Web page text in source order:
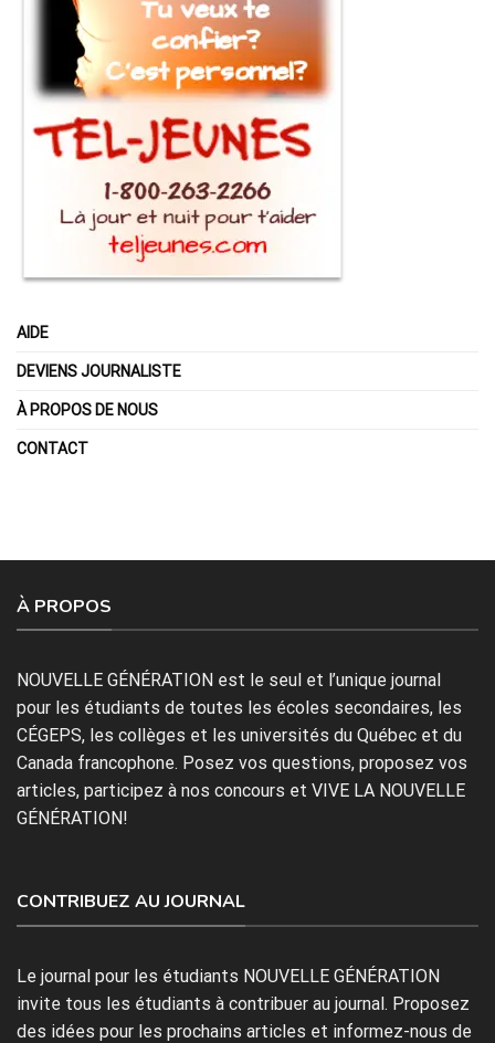
AIDE
DEVIENS JOURNALISTE
À PROPOS DE NOUS
CONTACT
À PROPOS
NOUVELLE GÉNÉRATION est le seul et l’unique journal
pour les étudiants de toutes les écoles secondaires, les
CÉGEPS, les collèges et les universités du Québec et du
Canada francophone. Posez vos questions, proposez vos
articles, participez à nos concours et VIVE LA NOUVELLE
GÉNÉRATION!
CONTRIBUEZ AU JOURNAL
Le journal pour les étudiants NOUVELLE GÉNÉRATION
invite tous les étudiants à contribuer au journal. Proposez
des idées pour les prochains articles et informez-nous de